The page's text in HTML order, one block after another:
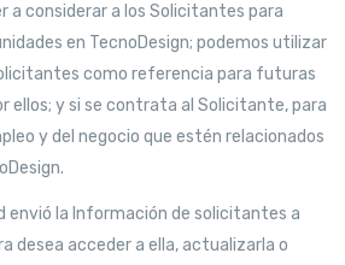
a considerar a los Solicitantes para
en TecnoDesign; podemos utilizar
como referencia para futuras
ellos; y si se contrata al Solicitante, para
y del negocio que estén relacionados
la Información de solicitantes a
desea acceder a ella, actualizarla o